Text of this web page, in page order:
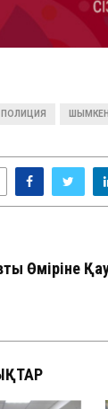
ПОЛИЦИЯ
Өміріне